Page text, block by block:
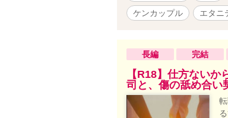
ケンカップル
エタニ
長編 完結
【R18】仕方ない
司と、傷の舐め合い